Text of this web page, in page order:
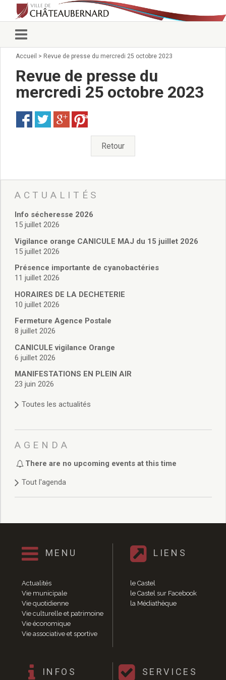
Vie municipale
Conseillers municipaux
Commissions 2026
Arrêtés du Maire
Services municipaux
Pour venir nous voir
administratives
Services Techniques
Affaires Scolaires
Vie associative
Police Municipale/règlementation
Cimetière/réglementation funéraire
Services en ligne
Licences boissons
Cadastre
Actes d’état civil
Budget de Fonctionnement
Budget d’Investissement
Conseils municipaux
Règlement du conseil municipal
Délibérations 2025
Délibérations 2022
Délibérations 2021
Délibérations 2020
Délibérations 2019
Délibérations 2018
Délibérations 2014
Délibérations 2013
Délibérations 2011
Délibérations 2010
Délibérations 2009
Délibérations 2008
Agenda réunions publiques
Marchés publics
Vie quotidienne
Accueil > Revue de presse du mercredi 25 octobre 2023
Revue de presse du
mercredi 25 octobre 2023
Save
Retour
ACTUALITÉS
Info sécheresse 2026
15 juillet 2026
Vigilance orange CANICULE MAJ du 15 juillet 2026
15 juillet 2026
Présence importante de cyanobactéries
11 juillet 2026
HORAIRES DE LA DECHETERIE
10 juillet 2026
Fermeture Agence Postale
8 juillet 2026
CANICULE vigilance Orange
6 juillet 2026
MANIFESTATIONS EN PLEIN AIR
23 juin 2026
Toutes les actualités
AGENDA
There are no upcoming events at this time
Tout l'agenda
MENU
Actualités
Vie municipale
Vie quotidienne
Vie culturelle et patrimoine
Vie économique
Vie associative et sportive
LIENS
le Castel
le Castel sur Facebook
la Médiathèque
INFOS SERVICES